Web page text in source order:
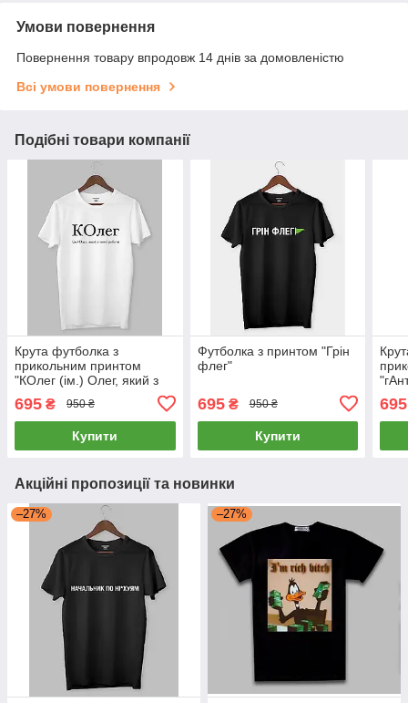
Умови повернення
Повернення товару впродовж 14 днів за домовленістю
Всі умови повернення
Подібні товари компанії
Крута футболка з
прикольним принтом
"КОлег (ім.) Олег, який з
695 ₴ 950 ₴
Купити
Футболка з принтом "Грін
флег"
695₴ 950 ₴
Купити
695
Акційні пропозиції та новинки
–27% –27%